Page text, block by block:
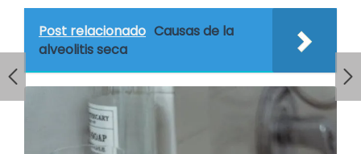
Post relacionado Causas de la
alveolitis seca